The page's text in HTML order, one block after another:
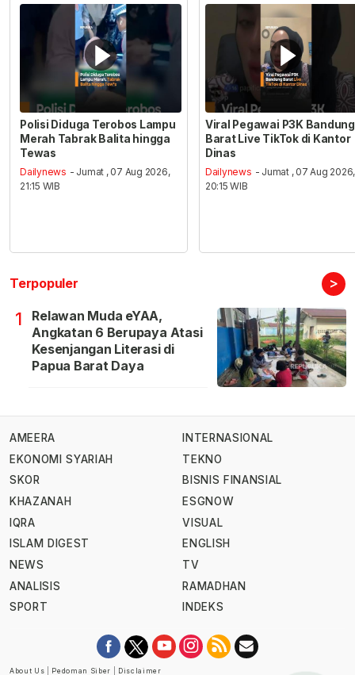
Polisi Diduga Terobos Lampu
Merah Tabrak Balita hingga
Tewas
Dailynews - Jumat , 07 Aug 2026,
21:15 WIB
Viral Pegawai P3K Bandung
Barat Live TikTok di Kantor
Dinas
Dailynews - Jumat , 07 Aug 2026,
20:15 WIB
Terpopuler >
1
Relawan Muda eYAA,
Angkatan 6 Berupaya Atasi
Kesenjangan Literasi di
Papua Barat Daya
AMEERA
EKONOMI SYARIAH
SKOR
KHAZANAH
IQRA
ISLAM DIGEST
NEWS
ANALISIS
SPORT
INTERNASIONAL
TEKNO
BISNIS FINANSIAL
ESGNOW
VISUAL
ENGLISH
TV
RAMADHAN
INDEKS
About Us Pedoman Siber Disclaimer